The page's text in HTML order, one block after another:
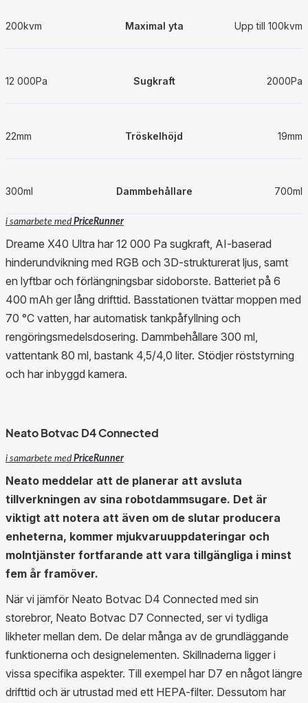
200kvm Maximal yta Upp till 100kvm
12 000Pa Sugkraft 2000Pa
22mm Tröskelhöjd 19mm
300ml Dammbehållare 700ml
i samarbete medPriceRunner
Dreame X40 Ultra har 12 000 Pa sugkraft, AI-baserad
hinderundvikning med RGB och 3D-strukturerat ljus, samt
en lyftbar och förlängningsbar sidoborste. Batteriet på 6
400 mAh ger lång drifttid. Basstationen tvättar moppen med
70 °C vatten, har automatisk tankpåfyllning och
rengöringsmedelsdosering. Dammbehållare 300 ml,
vattentank 80 ml, bastank 4,5/4,0 liter. Stödjer röststyrning
och har inbyggd kamera.
Neato Botvac D4 Connected
i samarbete medPriceRunner
Neato meddelar att de planerar att avsluta
tillverkningen av sina robotdammsugare. Det är
viktigt att notera att även om de slutar producera
enheterna, kommer mjukvaruuppdateringar och
molntjänster fortfarande att vara tillgängliga i minst
fem år framöver.
När vi jämför Neato Botvac D4 Connected med sin
storebror, Neato Botvac D7 Connected, ser vi tydliga
likheter mellan dem. De delar många av de grundläggande
funktionerna och designelementen. Skillnaderna ligger i
vissa specifika aspekter. Till exempel har D7 en något längre
drifttid och är utrustad med ett HEPA-filter. Dessutom har